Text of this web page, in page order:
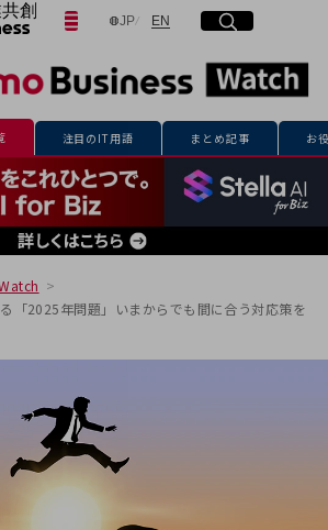
創
Futures
実現を目指し、
装する事業共創エコシステムです。
とは
/パートナー企業)
ーマーとして
社会を目指します
地域課題の解決や
JP日本語
ENEnglish
して探す
コモビジネスの
検索する
注目のIT用語 まとめ記事 お
「2025年問題」いまからでも間に合う対応策を